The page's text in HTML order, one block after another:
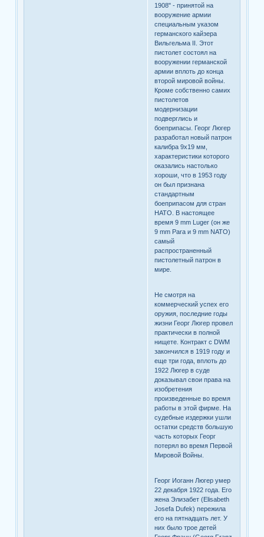
1908" - принятой на
вооружение армии
специальным указом
германского кайзера
Вильгельма II. Этот
пистолет состоял на
вооружении германской
армии вплоть до конца
второй мировой войны.
Кроме собственно самих
пистолетов
модернизации
подверглись и
боеприпасы. Георг Люгер
разработал новый патрон
калибра 9х19 мм,
характеристики которого
оказались настолько
хороши, что в 1953 году
он был признана
стандартным
боеприпасом для стран
НАТО. В настоящее
время 9 mm Luger (он же
9 mm Para и 9 mm NATO)
самый
распространенный
пистолетный патрон в
мире.
Не смотря на
коммерческий успех его
оружия, последние годы
жизни Георг Люгер провел
практически в полной
нищете. Контракт с DWM
закончился в 1919 году и
еще три года, вплоть до
1922 Люгер в суде
доказывал свои права на
изобретения
произведенные во время
работы в этой фирме. На
судебные издержки ушли
остатки средств большую
часть которых Георг
потерял во время Первой
Мировой Войны.
Георг Иоганн Люгер умер
22 декабря 1922 года. Его
жена Элизабет (Elisabeth
Josefa Dufek) пережила
его на пятнадцать лет. У
них было трое детей